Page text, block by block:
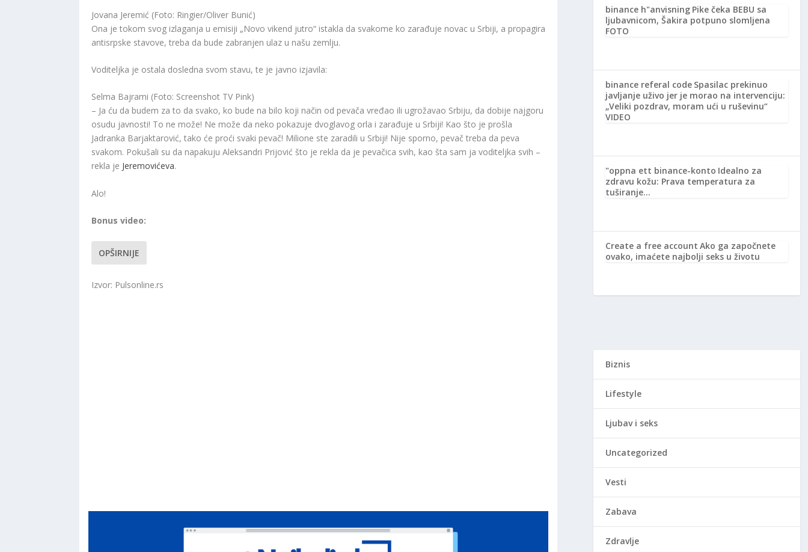
Jovana Jeremić (Foto: Ringier/Oliver Bunić)
Ona je tokom svog izlaganja u emisiji „Novo vikend jutro“ istakla da svakome ko zarađuje novac u Srbiji, a propagira
antisrpske stavove, treba da bude zabranjen ulaz u našu zemlju.
Voditeljka je ostala dosledna svom stavu, te je javno izjavila:
Selma Bajrami (Foto: Screenshot TV Pink)
– Ja ću da budem za to da svako, ko bude na bilo koji način od pevača vređao ili ugrožavao Srbiju, da dobije najgoru
osudu javnosti! To ne može! Ne može da neko pokazuje dvoglavog orla i zarađuje u Srbiji! Kao što je prošla
Jadranka Barjaktarović, tako će proći svaki pevač! Milione ste zaradili u Srbiji! Nije sporno, pevač treba da peva
svakom. Pokušali su da napakuju Aleksandri Prijović što je rekla da je pevačica svih, kao šta sam ja voditeljka svih –
rekla je Jeremovićeva.
Alo!
Bonus video:
OPŠIRNIJE
Izvor: Pulsonline.rs
binance h"anvisning Pike čeka BEBU sa
ljubavnicom, Šakira potpuno slomljena
FOTO
binance referal code Spasilac prekinuo
javljanje uživo jer je morao na intervenciju:
„Veliki pozdrav, moram ući u ruševinu“
VIDEO
"oppna ett binance-konto Idealno za
zdravu kožu: Prava temperatura za
tuširanje…
Create a free account Ako ga započnete
ovako, imaćete najbolji seks u životu
Biznis
Lifestyle
Ljubav i seks
Uncategorized
Vesti
Zabava
Zdravlje